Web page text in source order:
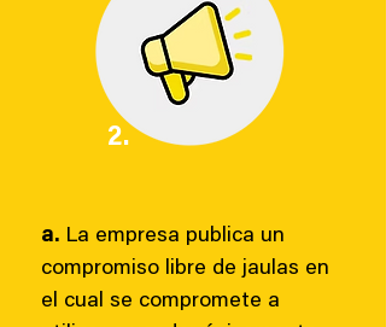
2.
a. La empresa publica un
compromiso libre de jaulas en
el cual se compromete a